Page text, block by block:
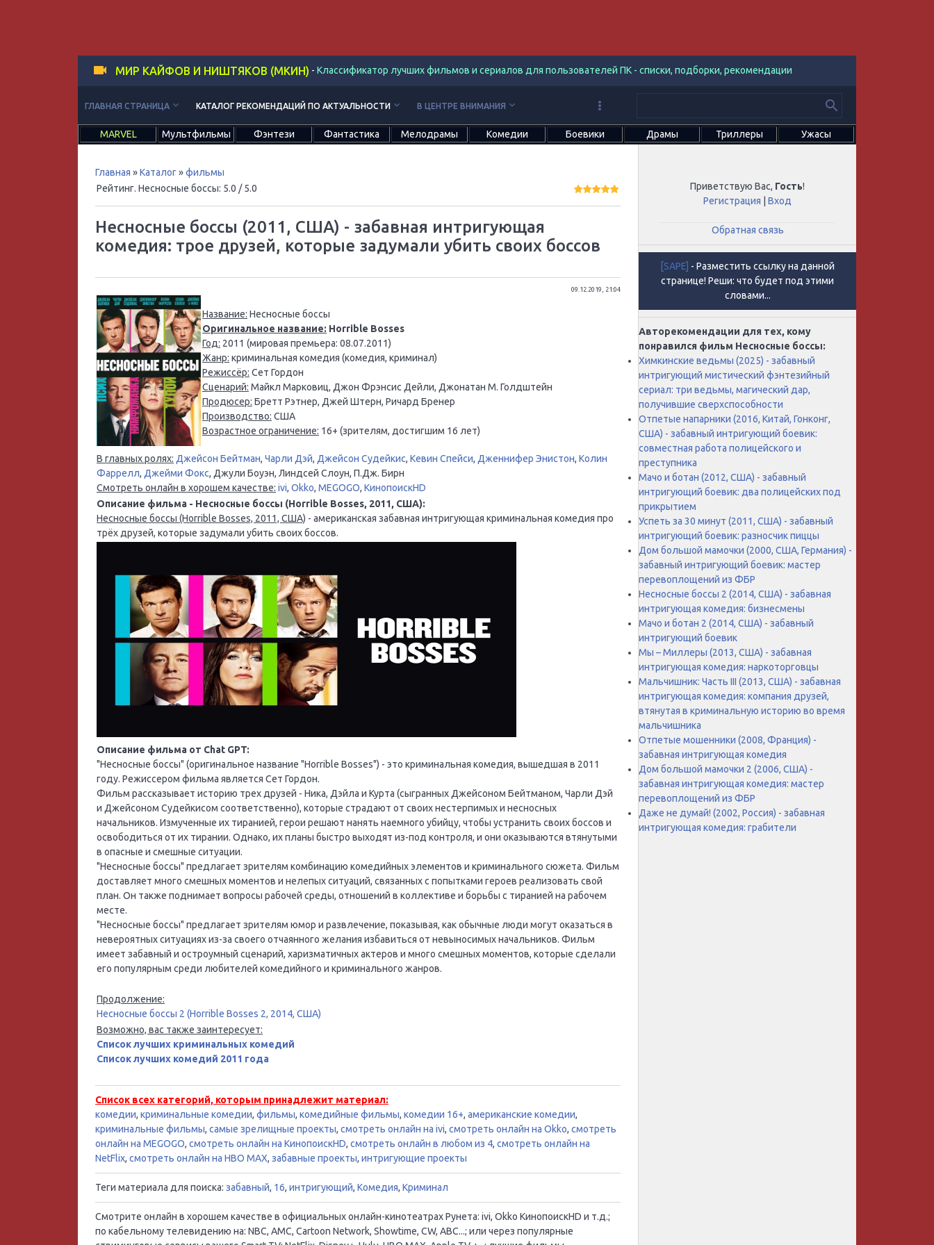
МИР КАЙФОВ И НИШТЯКОВ (МКИН) - Классификатор лучших фильмов и сериалов для пользователей ПК - списки, подборки, рекомендации
ГЛАВНАЯ СТРАНИЦА keyboard_arrow_down КАТАЛОГ РЕКОМЕНДАЦИЙ ПО АКТУАЛЬНОСТИ keyboard_arrow_down В ЦЕНТРЕ ВНИМАНИЯ keyboard_arrow_down
MARVEL Мультфильмы Фэнтези Фантастика Мелодрамы Комедии Боевики Драмы Триллеры Ужасы
Главная »Каталог»фильмы
Рейтинг. Несносные боссы: 5.0 / 5.0
Несносные боссы (2011, США) - забавная интригующая
комедия: трое друзей, которые задумали убить своих боссов
09.12.2019, 21:04
Название: Несносные боссы
Оригинальное название: Horrible Bosses
Год: 2011 (мировая премьера: 08.07.2011)
Жанр: криминальная комедия (комедия, криминал)
Режиссёр: Сет Гордон
Сценарий: Майкл Марковиц, Джон Фрэнсис Дейли, Джонатан М. Голдштейн
Продюсер: Бретт Рэтнер, Джей Штерн, Ричард Бренер
Производство: США
Возрастное ограничение: 16+ (зрителям, достигшим 16 лет)
В главных ролях: Джейсон Бейтман, Чарли Дэй, Джейсон Судейкис, Кевин Спейси, Дженнифер Энистон, Колин
Фаррелл, Джейми Фокс, Джули Боуэн, Линдсей Слоун, П.Дж. Бирн
Смотреть онлайн в хорошем качестве: ivi, Okko, MEGOGO, КинопоискHD
Описание фильма - Несносные боссы (Horrible Bosses, 2011, США):
Несносные боссы (Horrible Bosses, 2011, США) - американская забавная интригующая криминальная комедия про
трёх друзей, которые задумали убить своих боссов.
Описание фильма от Chat GPT:
"Несносные боссы" (оригинальное название "Horrible Bosses") - это криминальная комедия, вышедшая в 2011
году. Режиссером фильма является Сет Гордон.
Фильм рассказывает историю трех друзей - Ника, Дэйла и Курта (сыгранных Джейсоном Бейтманом, Чарли Дэй
и Джейсоном Судейкисом соответственно), которые страдают от своих нестерпимых и несносных
начальников. Измученные их тиранией, герои решают нанять наемного убийцу, чтобы устранить своих боссов и
освободиться от их тирании. Однако, их планы быстро выходят из-под контроля, и они оказываются втянутыми
в опасные и смешные ситуации.
"Несносные боссы" предлагает зрителям комбинацию комедийных элементов и криминального сюжета. Фильм
доставляет много смешных моментов и нелепых ситуаций, связанных с попытками героев реализовать свой
план. Он также поднимает вопросы рабочей среды, отношений в коллективе и борьбы с тиранией на рабочем
месте.
"Несносные боссы" предлагает зрителям юмор и развлечение, показывая, как обычные люди могут оказаться в
невероятных ситуациях из-за своего отчаянного желания избавиться от невыносимых начальников. Фильм
имеет забавный и остроумный сценарий, харизматичных актеров и много смешных моментов, которые сделали
его популярным среди любителей комедийного и криминального жанров.
Продолжение:
Несносные боссы 2 (Horrible Bosses 2, 2014, США)
Возможно, вас также заинтересует:
Список лучших криминальных комедий
Список лучших комедий 2011 года
Список всех категорий, которым принадлежит материал:
комедии, криминальные комедии, фильмы, комедийные фильмы, комедии 16+, американские комедии,
криминальные фильмы, самые зрелищные проекты, смотреть онлайн на ivi, смотреть онлайн на Okko, смотреть
онлайн на MEGOGO, смотреть онлайн на КинопоискHD, смотреть онлайн в любом из 4, смотреть онлайн на
NetFlix, смотреть онлайн на HBO MAX, забавные проекты, интригующие проекты
Теги материала для поиска: забавный, 16, интригующий, Комедия, Криминал
Смотрите онлайн в хорошем качестве в официальных онлайн-кинотеатрах Рунета: ivi, Okko КинопоискHD и т.д.;
по кабельному телевидению на: NBC, AMC, Cartoon Network, Showtime, CW, ABC...; или через популярные
Приветствую Вас, Гость!
Регистрация |Вход
Обратная связь
[SAPE] - Разместить ссылку на данной
странице! Реши: что будет под этими
словами...
Авторекомендации для тех, кому
понравился фильм Несносные боссы:
Химкинские ведьмы (2025) - забавный
интригующий мистический фэнтезийный
сериал: три ведьмы, магический дар,
получившие сверхспособности
Отпетые напарники (2016, Китай, Гонконг,
США) - забавный интригующий боевик:
совместная работа полицейского и
преступника
Мачо и ботан (2012, США) - забавный
интригующий боевик: два полицейских под
прикрытием
Успеть за 30 минут (2011, США) - забавный
интригующий боевик: разносчик пиццы
Дом большой мамочки (2000, США, Германия) -
забавный интригующий боевик: мастер
перевоплощений из ФБР
Несносные боссы 2 (2014, США) - забавная
интригующая комедия: бизнесмены
Мачо и ботан 2 (2014, США) - забавный
интригующий боевик
Мы – Миллеры (2013, США) - забавная
интригующая комедия: наркоторговцы
Мальчишник: Часть III (2013, США) - забавная
интригующая комедия: компания друзей,
втянутая в криминальную историю во время
мальчишника
Отпетые мошенники (2008, Франция) -
забавная интригующая комедия
Дом большой мамочки 2 (2006, США) -
забавная интригующая комедия: мастер
перевоплощений из ФБР
Даже не думай! (2002, Россия) - забавная
интригующая комедия: грабители